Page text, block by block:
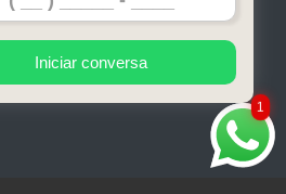
Contato
Mapa do site
1
Iniciar conversa